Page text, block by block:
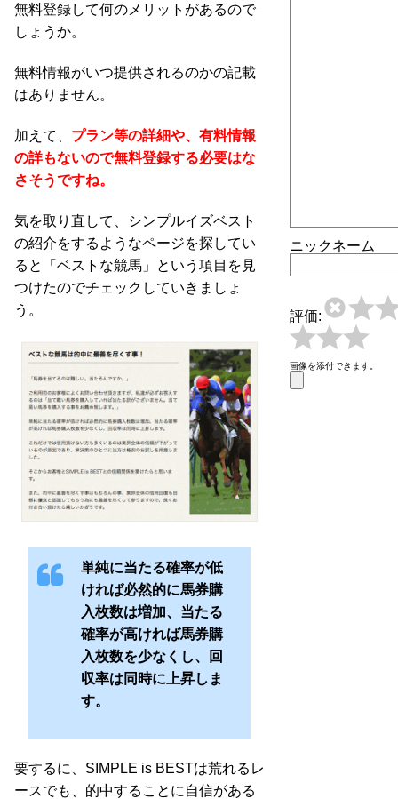
無料登録して何のメリットがあるので
しょうか。
無料情報がいつ提供されるのかの記載
はありません。
加えて、 プラン等の詳細や、有料情報
の詳もないので無料登録する必要はな
さそうですね。
気を取り直して、シンプルイズベスト
の紹介をするようなページを探してい
ると「ベストな競馬」という項目を見
つけたのでチェックしていきましょ
う。
単純に当たる確率が低
ければ必然的に馬券購
入枚数は増加、当たる
確率が高ければ馬券購
入枚数を少なくし、回
収率は同時に上昇しま
す。
要するに、SIMPLE is BESTは荒れるレ
ースでも、的中することに自信がある
ニックネーム
評価:
画像を添付できます。